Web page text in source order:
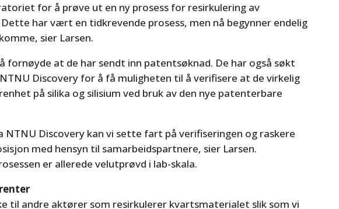
for å prøve ut en ny prosess for resirkulering av
har vært en tidkrevende prosess, men nå begynner endelig
sier Larsen.
fornøyde at de har sendt inn patentsøknad. De har også søkt
Discovery for å få muligheten til å verifisere at de virkelig
på silika og silisium ved bruk av den nye patenterbare
Discovery kan vi sette fart på verifiseringen og raskere
med hensyn til samarbeidspartnere, sier Larsen.
er allerede velutprøvd i lab-skala.
til andre aktører som resirkulerer kvartsmaterialet slik som vi